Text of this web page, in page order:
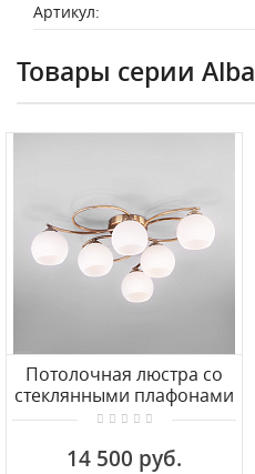
Артикул:
Товары серии Alba
Потолочная люстра со
стеклянными плафонами
Eurosvet Alba 30144/6
14 500 руб.